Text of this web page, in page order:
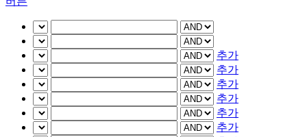
추가
추가
추가
추가
추가
추가